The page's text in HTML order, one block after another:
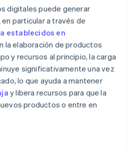
digitales puede generar
particular a través de
establecidos en
la elaboración de productos
y recursos al principio, la carga
significativamente una vez
lo que ayuda a mantener
y libera recursos para que la
productos o entre en